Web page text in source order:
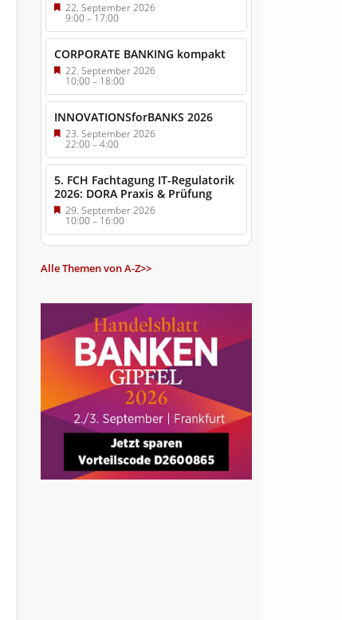
22. September 2026
9:00–17:00
CORPORATE BANKING kompakt
22. September 2026
10:00– 18:00
INNOVATIONSforBANKS 2026
23. September 2026
22:00–4:00
5. FCH Fachtagung IT-Regulatorik
2026: DORA Praxis & Prüfung
29. September 2026
10:00– 16:00
Alle Themen von A-Z>>